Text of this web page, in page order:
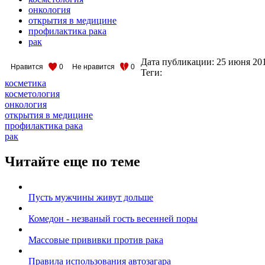
онкология
открытия в медицине
профилактика рака
рак
Нравится 0 Не нравится 0 Дата публикации: 25 июня
Теги:
косметика
косметология
онкология
открытия в медицине
профилактика рака
рак
Читайте еще по теме
Пусть мужчины живут дольше
Комедон - незваный гость весенней поры
Массовые прививки против рака
Правила использования автозагара